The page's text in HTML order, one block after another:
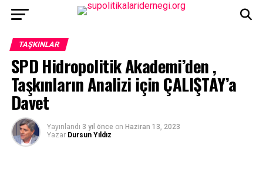
TAŞKINLAR
SPD Hidropolitik Akademi’den ,
Taşkınların Analizi için ÇALIŞTAY’a
Davet
Yayınlandı 3 yıl önce on Haziran 13, 2023
Yazar Dursun Yıldız